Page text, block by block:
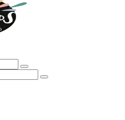
Rechercher
Rechercher